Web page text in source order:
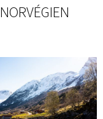
NORVÉGIEN